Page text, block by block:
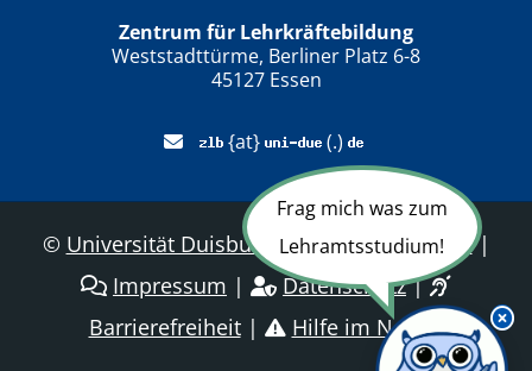
Zentrum für Lehrkräftebildung
Weststadttürme, Berliner Platz 6-8
45127 Essen
{at} (.)
© Universität Duisburg-Essen| Sitemap|
Impressum | Datenschutz|
Barrierefreiheit| Hilfe im Notfall
Frag mich was zum
Lehramtsstudium!